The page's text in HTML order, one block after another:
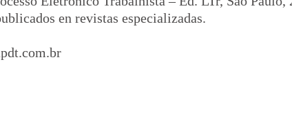
en revistas especializadas.